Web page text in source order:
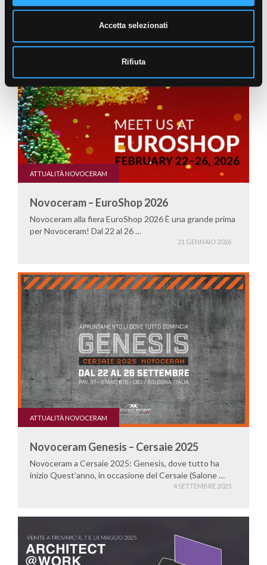
Accetta selezionati
Rifiuta
ARTICOLI CORRELATI
ATTUALITÀ NOVOCERAM
Novoceram – EuroShop 2026
Novoceram alla fiera EuroShop 2026 È una grande prima
per Novoceram! Dal 22 al 26 …
21 GENNAIO 2026
ATTUALITÀ NOVOCERAM
Novoceram Genesis – Cersaie 2025
Novoceram a Cersaie 2025: Genesis, dove tutto ha
inizio Quest’anno, in occasione del Cersaie (Salone …
4 SETTEMBRE 2025